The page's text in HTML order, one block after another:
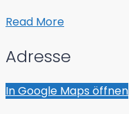
Read More
Adresse
In Google Maps öffnen